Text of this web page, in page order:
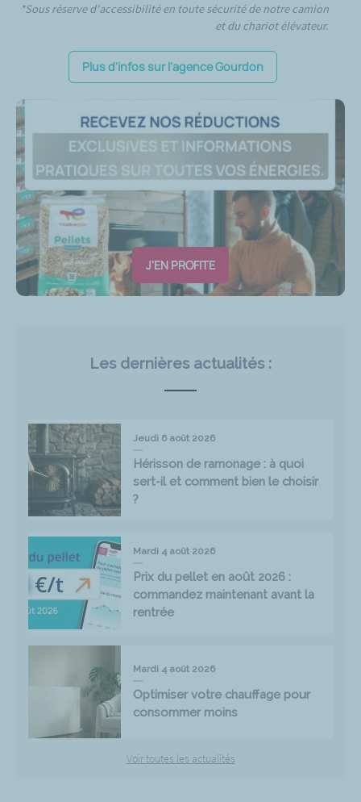
*Sous réserve d'accessibilité en toute sécurité de notre camion
et du chariot élévateur.
Plus d'infos sur l'agence Gourdon
J'EN PROFITE
Les dernières actualités :
Jeudi 6 août 2026
Hérisson de ramonage : à quoi
sert-il et comment bien le choisir
?
Mardi 4 août 2026
Prix du pellet en août 2026 :
commandez maintenant avant la
rentrée
Mardi 4 août 2026
Optimiser votre chauffage pour
consommer moins
Voir toutes les actualités